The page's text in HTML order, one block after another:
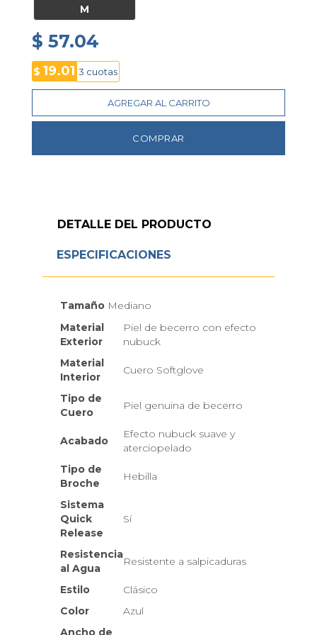
M
$ 57.04
$ 19.01 3 cuotas
AGREGAR AL CARRITO
COMPRAR
DETALLE DEL PRODUCTO
ESPECIFICACIONES
Tamaño Mediano
Material
Exterior
Piel de becerro con efecto
nubuck
Material
Interior
Cuero Softglove
Tipo de
Cuero
Piel genuina de becerro
Acabado
Efecto nubuck suave y
aterciopelado
Tipo de
Broche
Hebilla
Sistema
Quick
Release
Sí
Resistencia
al Agua
Resistente a salpicaduras
Estilo
Clásico
Color
Azul
Ancho de